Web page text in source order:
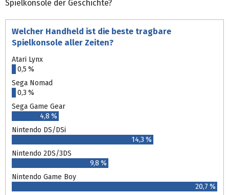
Spielkonsole der Geschichte?
Welcher Handheld ist die beste tragbare
Spielkonsole aller Zeiten?
Atari Lynx
0,5 %
Sega Nomad
0,3 %
Sega Game Gear
4,8 %
Nintendo DS/DSi
14,3 %
Nintendo 2DS/3DS
9,8 %
Nintendo Game Boy
20,7 %